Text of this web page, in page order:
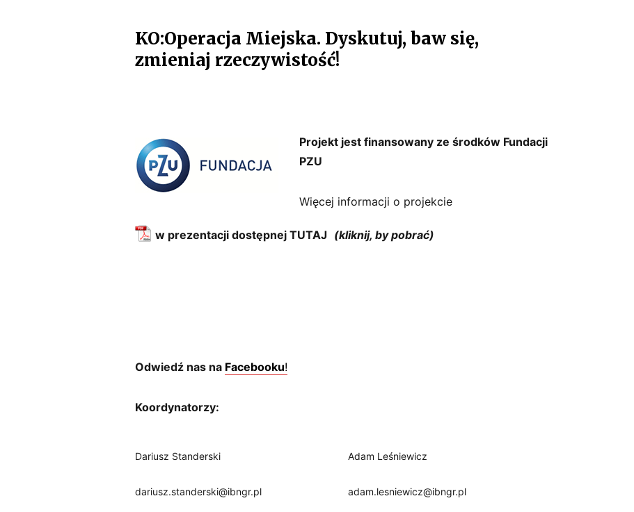
KO:Operacja Miejska. Dyskutuj, baw się,
zmieniaj rzeczywistość!
Projekt jest finansowany ze środków Fundacji
PZU
Więcej informacji o projekcie
w prezentacji dostępnej TUTAJ
Odwiedź nas na Facebooku!
Koordynatorzy:
Dariusz Standerski
dariusz.standerski@ibngr.pl
Adam Leśniewicz
adam.lesniewicz@ibngr.pl